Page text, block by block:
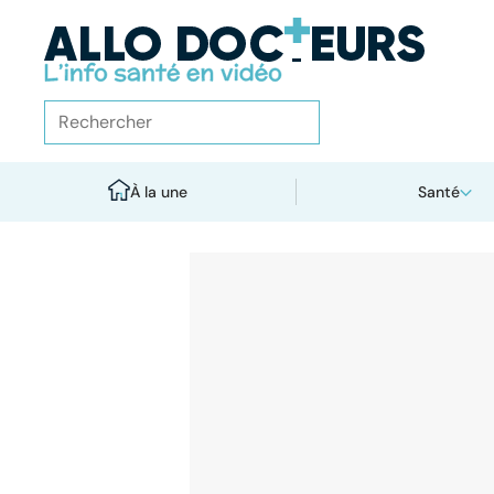
À la une Santé